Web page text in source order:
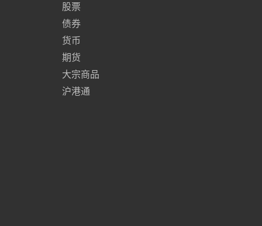
股票
债券
货币
期货
大宗商品
沪港通